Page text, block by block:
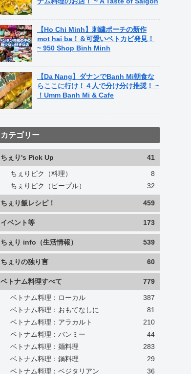
【Ho Chi Minh】刺繍ポーチの新作
mot hai ba！＆可愛いベトカピ発見！
~ 950 Shop Binh Minh
【Da Nang】ダナンでBanh Mi朝食な
らここに行け！４人で分け分け推奨！ ~
！Umm Banh Mi & Cafe
カテゴリー
ちぇり's Pick Up 41
ちぇりピク（料理）
8
ちぇりピク（ピープル）
32
ちぇり飯レシピ！ 459
イベント等 173
ちぇり info（生活情報） 539
ちぇりの独り言 60
ベトナム料理すべて 779
ベトナム料理：ローカル
387
ベトナム料理：おもてなしに
81
ベトナム料理：アラカルト
210
ベトナム料理：バンミー
44
ベトナム料理：麺料理
283
ベトナム料理：鍋料理
29
ベトナム料理：ベジタリアン
36